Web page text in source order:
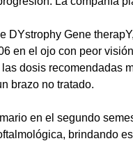
DYstrophy Gene
en el ojo con peor
dosis
brazo no tratado.
en el segundo
brindando